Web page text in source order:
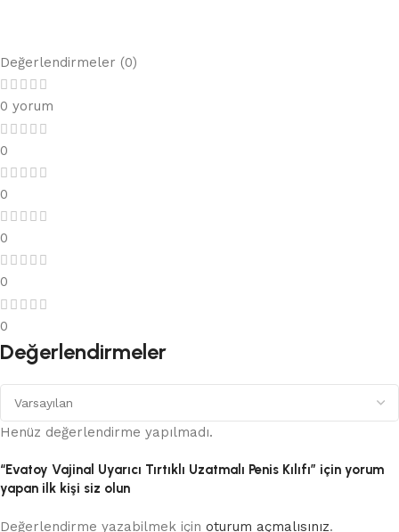
Değerlendirmeler (0)
0 yorum
0
0
0
0
0
Değerlendirmeler
Henüz değerlendirme yapılmadı.
“Evatoy Vajinal Uyarıcı Tırtıklı Uzatmalı Penis Kılıfı” için yorum
yapan ilk kişi siz olun
Değerlendirme yazabilmek için oturum açmalısınız.